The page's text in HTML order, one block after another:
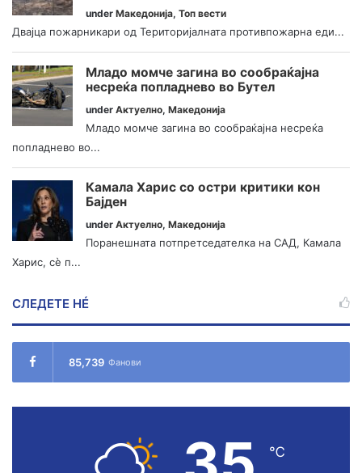
under Македонија, Топ вести
Двајца пожарникари од Територијалната противпожарна еди...
Младо момче загина во сообраќајна
несреќа попладнево во Бутел
under Актуелно, Македонија
Младо момче загина во сообраќајна несреќа
попладнево во...
Камала Харис со остри критики кон
Бајден
under Актуелно, Македонија
Поранешната потпретседателка на САД, Камала
Харис, сè п...
СЛЕДЕТЕ НÉ
85,739 Фанови
℃